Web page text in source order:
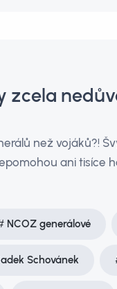
zcela
než vojáků?!
ani tisíce
NCOZ generálové
Schovánek